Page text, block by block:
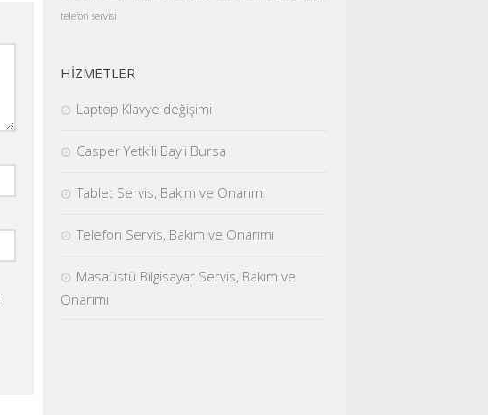
telefon servisi
HİZMETLER
Laptop Klavye değişimi
Casper Yetkili Bayii Bursa
Tablet Servis, Bakım ve Onarımı
Telefon Servis, Bakım ve Onarımı
Masaüstü Bilgisayar Servis, Bakım ve
Onarımı